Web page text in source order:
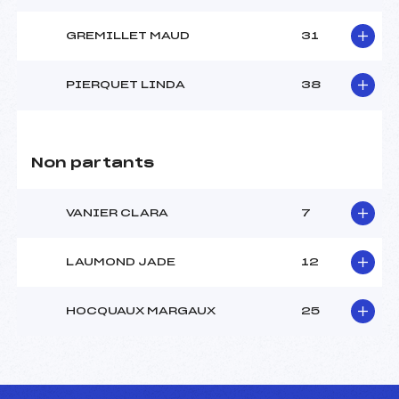
GREMILLET MAUD 31
PIERQUET LINDA 38
Non partants
VANIER CLARA 7
LAUMOND JADE 12
HOCQUAUX MARGAUX 25